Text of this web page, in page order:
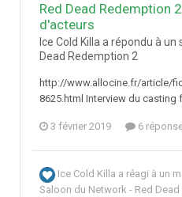
Red Dead Redemption
d'acteurs
Ice Cold Killa a répondu à
Dead Redemption 2
http://www.allocine.fr/article/
8625.html Interview du casting
3 février 2019 6
Ice Cold Killa a réagi à un
Saloon du Network - Red